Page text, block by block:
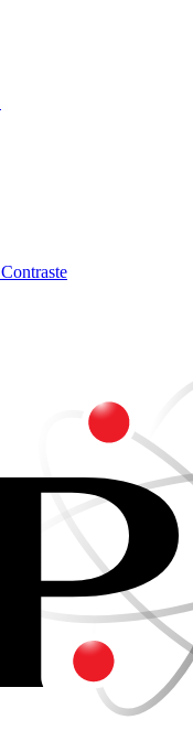
Contraste